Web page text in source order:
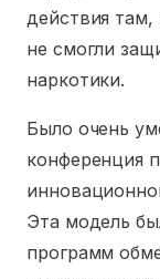
действия там,
не смогли
наркотики.
Было очень
конференция
Эта модель
программ